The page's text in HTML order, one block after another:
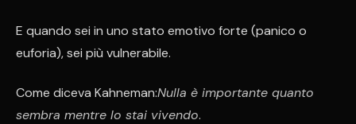
E quando sei in uno stato emotivo forte (panico o
euforia), sei più vulnerabile.
Come diceva Kahneman:Nulla è importante quanto
sembra mentre lo stai vivendo.